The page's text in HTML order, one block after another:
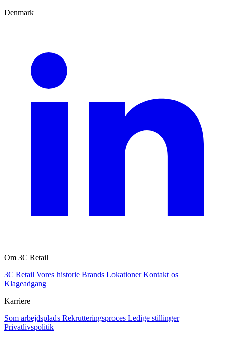
Denmark
Om 3C Retail
3C Retail Vores historie Brands LokationerKontakt os
Klageadgang
Karriere
Som arbejdsplads Rekrutteringsproces Ledige stillinger
Privatlivspolitik